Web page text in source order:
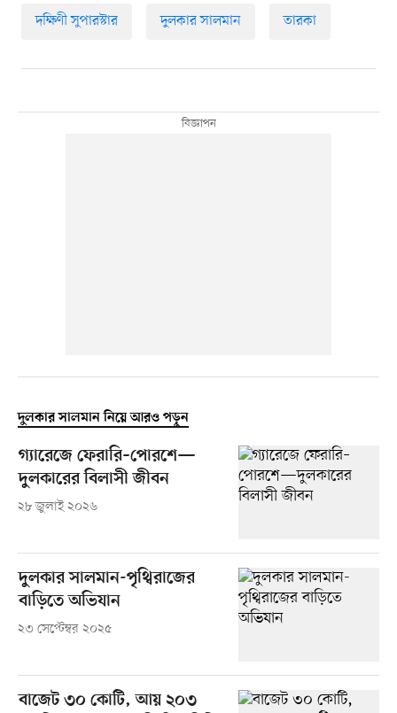
দক্ষিণী সুপারস্টার দুলকার সালমান তারকা
দুলকার সালমান নিয়ে আরও পড়ুন
গ্যারেজে ফেরারি–পোরশে—
দুলকারের বিলাসী জীবন
২৮ জুলাই ২০২৬
দুলকার সালমান-পৃথ্বিরাজের
বাড়িতে অভিযান
২৩ সেপ্টেম্বর ২০২৫
বাজেট ৩০ কোটি, আয় ২০৩